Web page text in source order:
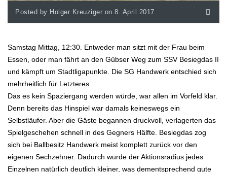
Posted by Holger Kreuziger on 8. April 2017
Samstag Mittag, 12:30. Entweder man sitzt mit der Frau beim
Essen, oder man fährt an den Gübser Weg zum SSV Besiegdas II
und kämpft um Stadtligapunkte. Die SG Handwerk entschied sich
mehrheitlich für Letzteres.
Das es kein Spaziergang werden würde, war allen im Vorfeld klar.
Denn bereits das Hinspiel war damals keineswegs ein
Selbstläufer. Aber die Gäste begannen druckvoll, verlagerten das
Spielgeschehen schnell in des Gegners Hälfte. Besiegdas zog
sich bei Ballbesitz Handwerk meist komplett zurück vor den
eigenen Sechzehner. Dadurch wurde der Aktionsradius jedes
Einzelnen natürlich deutlich kleiner, was dementsprechend gute